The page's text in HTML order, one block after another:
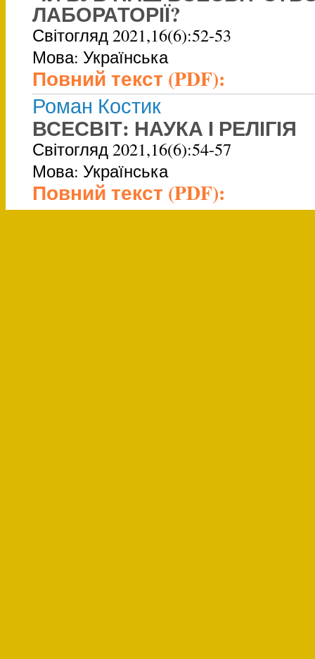
ЛАБОРАТОРІЇ?
Світогляд 2021,16(6):52-53
Мова: Українська
Повний текст (PDF):
Роман Костик
ВСЕСВІТ: НАУКА І РЕЛІГІЯ
Світогляд 2021,16(6):54-57
Мова: Українська
Повний текст (PDF):